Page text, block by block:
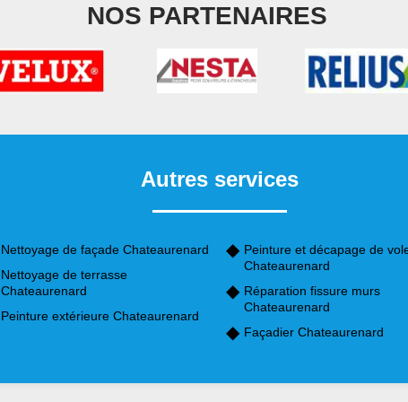
NOS PARTENAIRES
Autres services
Nettoyage de façade Chateaurenard
Nettoyage de terrasse
Chateaurenard
Peinture extérieure Chateaurenard
Peinture et décapage de
Chateaurenard
Réparation fissure murs
Chateaurenard
Façadier Chateaurenard